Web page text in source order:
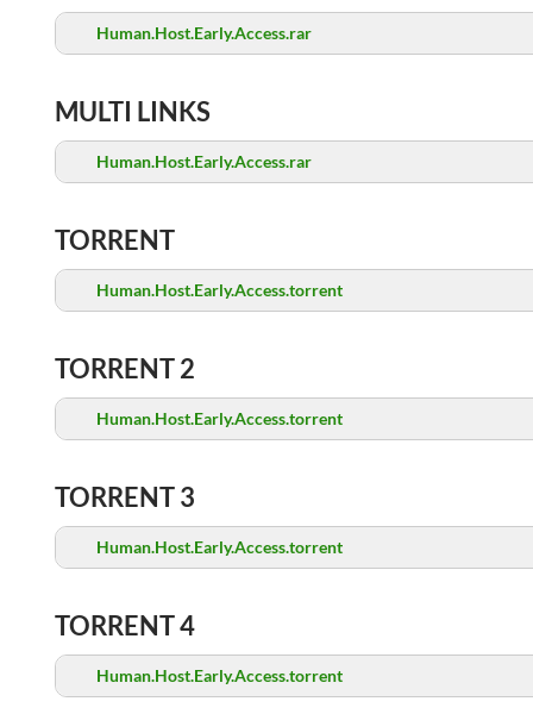
Human.Host.Early.Access.rar
MULTI LINKS
Human.Host.Early.Access.rar
TORRENT
Human.Host.Early.Access.torrent
TORRENT 2
Human.Host.Early.Access.torrent
TORRENT 3
Human.Host.Early.Access.torrent
TORRENT 4
Human.Host.Early.Access.torrent